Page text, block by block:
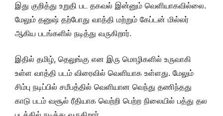
இது குறித்து உறுதி பட தகவல் இன்னும் வெளியாகவில்லை.
மேலும் தனுஷ் தற்போது வாத்தி மற்றும் கேப்டன் மில்லர்
ஆகிய படங்களில் நடித்து வருகிறார்.
இதில் தமிழ், தெலுங்கு என இரு மொழிகளில் உருவாகி
உள்ள வாத்தி படம் விரைவில் வெளியாக உள்ளது. மேலும்
சிம்பு நடிப்பில் சமீபத்தில் வெளியான வெந்து தணிந்தது
காடு படம் வசூல் ரீதியாக வெற்றி பெற்ற நிலையில் பத்து தல